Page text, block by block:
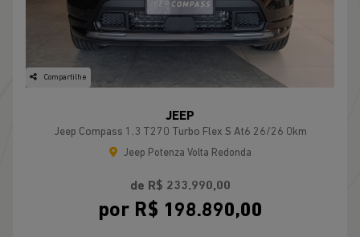
Compartilhe
JEEP
Jeep Compass 1.3 T270 Turbo Flex S At6 26/26 0km
Jeep Potenza Volta Redonda
de R$ 233.990,00
por R$ 198.890,00